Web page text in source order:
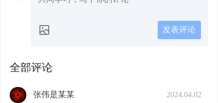
发表评论
全部评论
张伟是某某 2024.04.02